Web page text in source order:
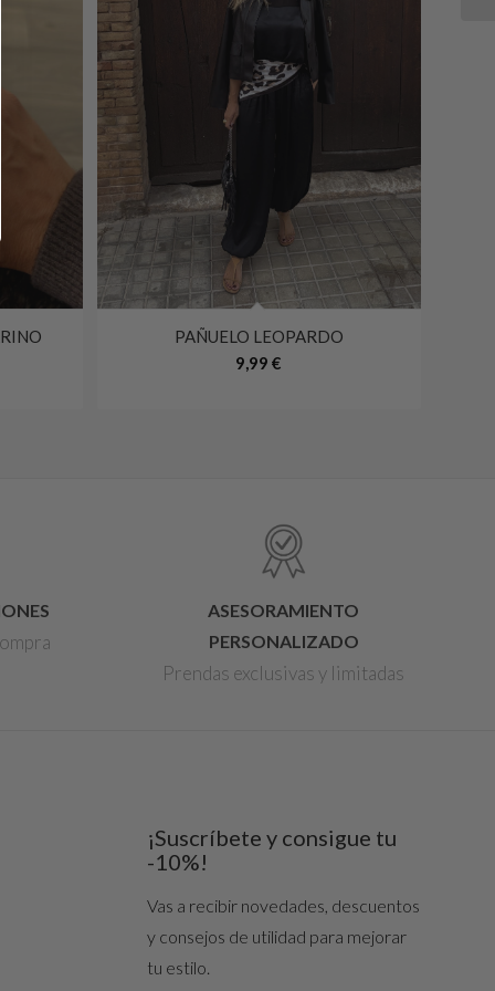
5.00
PAÑUELO LEOPARDO
9,99€
ASESORAMIENTO
PERSONALIZADO
Prendas exclusivas y limitadas
¡Suscríbete y consigue tu
-10%!
Vas a recibir novedades, descuentos
y consejos de utilidad para mejorar
tu estilo.